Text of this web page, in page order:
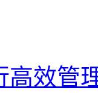
高效管